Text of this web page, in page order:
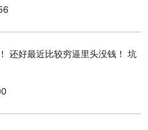
还好最近比较穷逼里头没钱！ 坑